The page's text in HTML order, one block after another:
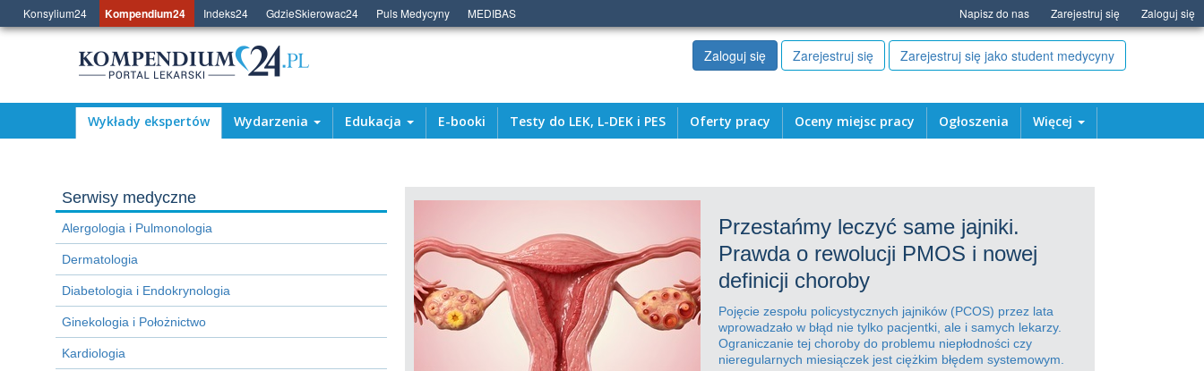
Konsylium24 Kompendium24 Indeks24 GdzieSkierowac24 Puls Medycyny MEDIBAS Napisz do nas Zarejestruj się Zaloguj się
Zaloguj się Zarejestruj się Zarejestruj się jako student medycyny
Wykłady ekspertów Wydarzenia Edukacja E-booki Testy do LEK, L-DEK i PES Oferty pracy Oceny miejsc pracy Ogłoszenia Więcej
Serwisy medyczne
Alergologia i Pulmonologia
Dermatologia
Diabetologia i Endokrynologia
Ginekologia i Położnictwo
Kardiologia
Przestańmy leczyć same jajniki.
Prawda o rewolucji PMOS i nowej
definicji choroby
Pojęcie zespołu policystycznych jajników (PCOS) przez lata
wprowadzało w błąd nie tylko pacjentki, ale i samych lekarzy.
Ograniczanie tej choroby do problemu niepłodności czy
nieregularnych miesiączek jest ciężkim błędem systemowym.